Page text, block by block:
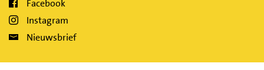
Facebook
Instagram
Nieuwsbrief